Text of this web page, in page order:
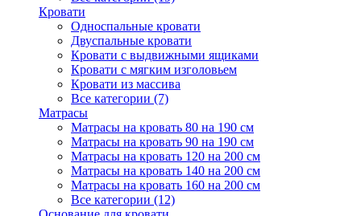
Кровати
Односпальные кровати
Двуспальные кровати
Кровати с выдвижными ящиками
Кровати с мягким изголовьем
Кровати из массива
Все категории (7)
Матрасы
Матрасы на кровать 80 на 190 см
Матрасы на кровать 90 на 190 см
Матрасы на кровать 120 на 200 см
Матрасы на кровать 140 на 200 см
Матрасы на кровать 160 на 200 см
Все категории (12)